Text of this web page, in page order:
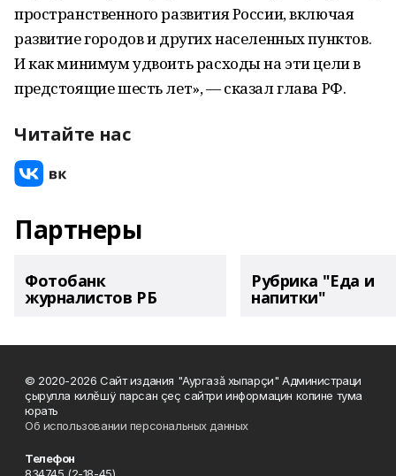
пространственного развития России, включая
развитие городов и других населенных пунктов.
И как минимум удвоить расходы на эти цели в
предстоящие шесть лет», — сказал глава РФ.
Читайте нас
Партнеры
Фотобанк
журналистов РБ
Рубрика "Еда и
напитки"
© 2020-2026 Сайт издания "Аургазă хыпарçи" Администраци
çырулла килĕшÿ парсан çеç сайтри информацин копине тума
юрать
Об использовании персональных данных
Телефон